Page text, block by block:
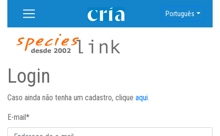
Português
Login
Caso ainda não tenha um cadastro, clique aqui.
E-mail*